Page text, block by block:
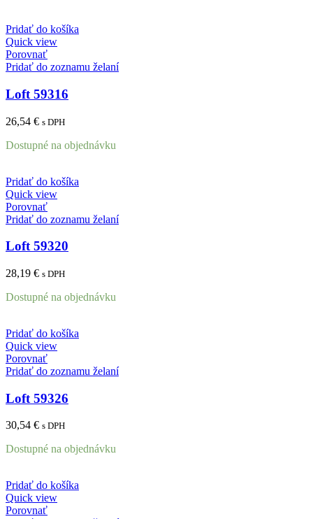
Pridať do košíka
Quick view
Porovnať
Pridať do zoznamu želaní
Loft 59316
26,54 € s DPH
Dostupné na objednávku
Pridať do košíka
Quick view
Porovnať
Pridať do zoznamu želaní
Loft 59320
28,19 € s DPH
Dostupné na objednávku
Pridať do košíka
Quick view
Porovnať
Pridať do zoznamu želaní
Loft 59326
30,54 € s DPH
Dostupné na objednávku
Pridať do košíka
Quick view
Porovnať